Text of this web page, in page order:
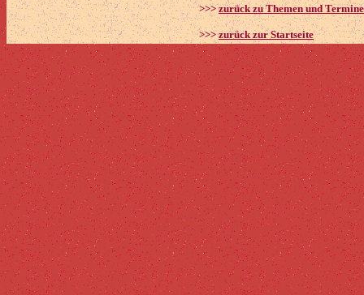
>>>zurück zu Themen und
>>>zurück zur Startseite